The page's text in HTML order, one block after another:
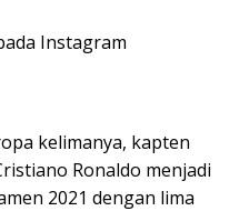
Instagram
kelimanya, kapten
Ronaldo menjadi
2021 dengan lima